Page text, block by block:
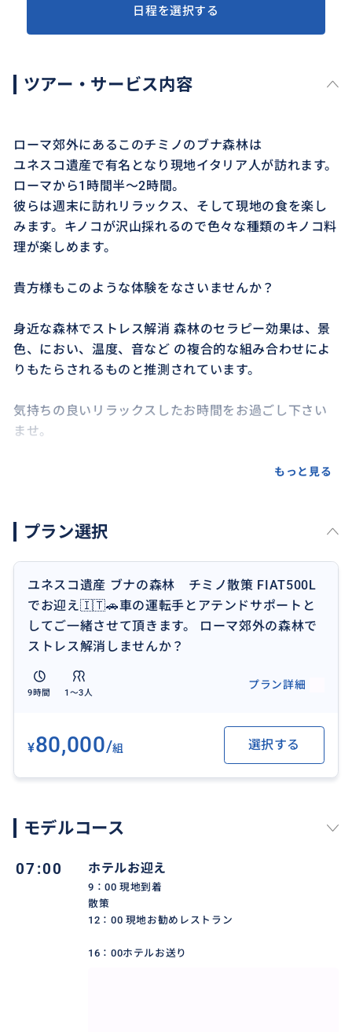
日程を選択する
ツアー・サービス内容
ローマ郊外にあるこのチミノのブナ森林は
ユネスコ遺産で有名となり現地イタリア人が訪れます。
ローマから1時間半〜2時間。
彼らは週末に訪れリラックス、そして現地の食を楽し
みます。キノコが沢山採れるので色々な種類のキノコ料
理が楽しめます。
貴方様もこのような体験をなさいませんか？
身近な森林でストレス解消 森林のセラピー効果は、景
色、におい、温度、音など の複合的な組み合わせによ
りもたらされるものと推測されています。
気持ちの良いリラックスしたお時間をお過ごし下さい
ませ。
ローマ郊外にあるチミノ
ブナの森林浴へようこそ。
もっと見る
プラン選択
ユネスコ遺産 ブナの森林 チミノ散策 FIAT500L
でお迎え🇮🇹🚗車の運転手とアテンドサポートと
してご一緒させて頂きます。 ローマ郊外の森林で
ストレス解消しませんか？
9時間 1〜3人
プラン詳細
¥80,000/組 選択する
モデルコース
07:00 ホテルお迎え
9∶00 現地到着
散策
12∶00 現地お勧めレストラン
16∶00ホテルお送り